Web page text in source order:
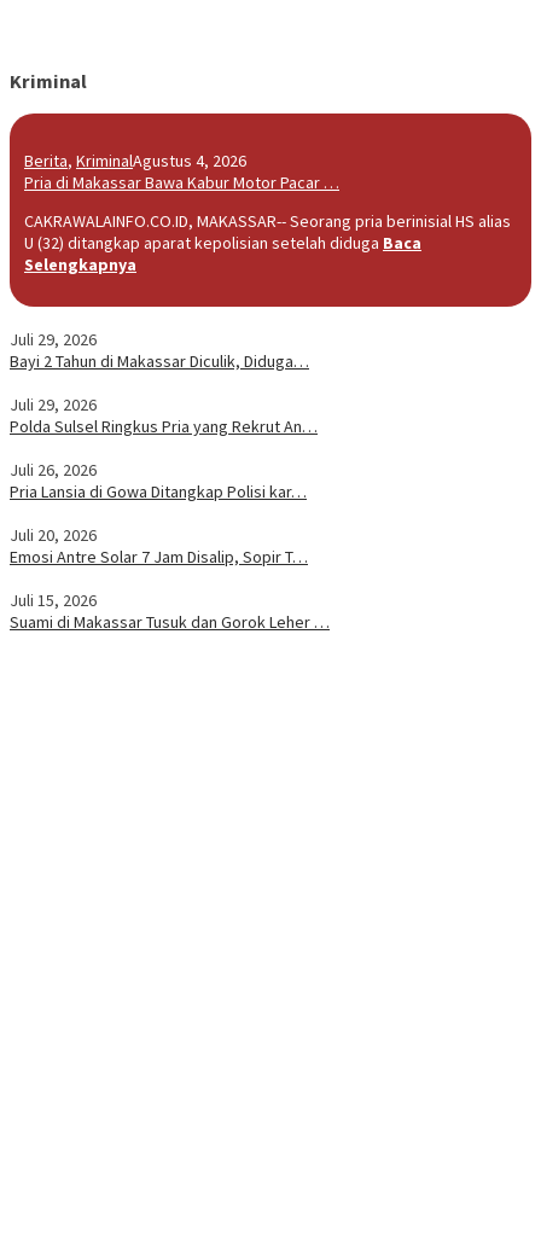
Kriminal
Berita, KriminalAgustus 4, 2026
Pria di Makassar Bawa Kabur Motor Pacar …
CAKRAWALAINFO.CO.ID, MAKASSAR-- Seorang pria berinisial HS alias
U (32) ditangkap aparat kepolisian setelah diduga Baca
Selengkapnya
Juli 29, 2026
Bayi 2 Tahun di Makassar Diculik, Diduga…
Juli 29, 2026
Polda Sulsel Ringkus Pria yang Rekrut An…
Juli 26, 2026
Pria Lansia di Gowa Ditangkap Polisi kar…
Juli 20, 2026
Emosi Antre Solar 7 Jam Disalip, Sopir T…
Juli 15, 2026
Suami di Makassar Tusuk dan Gorok Leher …